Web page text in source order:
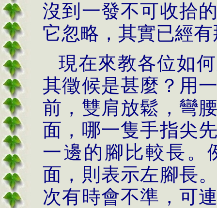
沒到一發不可收拾
它忽略，其實已經
現在來教各位如
其徵候是甚麼？用
前，雙肩放鬆，彎
面，哪一隻手指尖
一邊的腳比較長。
面，則表示左腳長
次有時會不準，可